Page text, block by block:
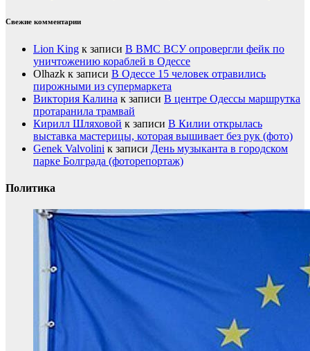
Свежие комментарии
Lion King к записи В ВМС ВСУ опровергли фейк по
уничтожению кораблей в Одессе
Olhazk к записи В Одессе 15 человек отравились
пирожными из супермаркета
Виктория Калина к записи В центре Одессы маршрутка
протаранила трамвай
Кирилл Шляховой к записи В Килии открылась
выставка мастерицы, которая вышивает без рук (фото)
Genek Valvolini к записи День музыканта в городском
парке Болграда (фоторепортаж)
Политика